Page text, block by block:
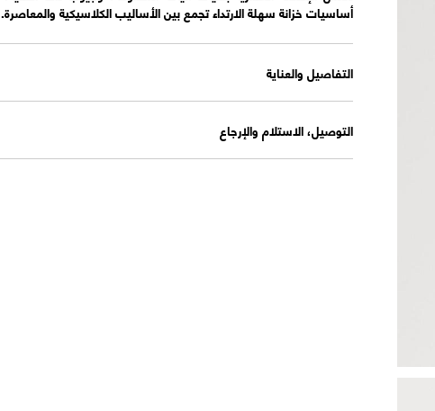
أساسيات خزانة سهلة الارتداء تجمع بين الأساليب الكلاسيكية والمعاصرة.
التفاصيل والعناية
التوصيل، الاستلام والإرجاع